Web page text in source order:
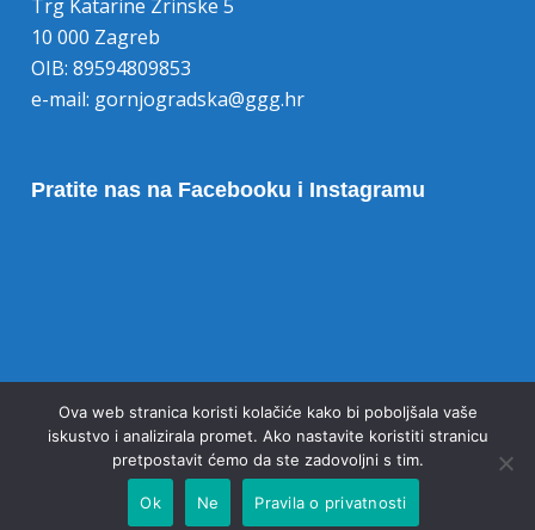
Trg Katarine Zrinske 5
10 000 Zagreb
OIB: 89594809853
e-mail: gornjogradska@ggg.hr
Pratite nas na Facebooku i Instagramu
© 2020 Gornjogradska gimnazija Zagreb
Ova web stranica koristi kolačiće kako bi poboljšala vaše
iskustvo i analizirala promet. Ako nastavite koristiti stranicu
pretpostavit ćemo da ste zadovoljni s tim.
Ok Ne Pravila o privatnosti